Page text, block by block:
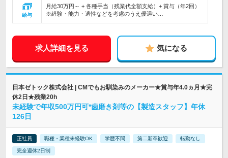
給与
月給30万円～ + 各種手当（残業代全額支給）+ 賞与（年2回）
※経験・能力・適性などを考慮のうえ優遇い…
求人詳細を見る 気になる
日本ゼトック株式会社 | CMでもお馴染みのメーカー★賞与年4.0ヵ月★完
休2日★残業20h
未経験で年収500万円可*歯磨き剤等の【製造スタッフ】年休
126日
正社員 職種・業種未経験OK 学歴不問 第二新卒歓迎 転勤なし
完全週休2日制